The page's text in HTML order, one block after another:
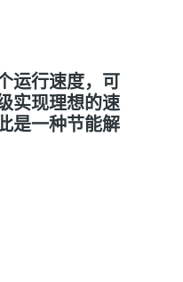
运行速度，可
实现理想的速
是一种节能解